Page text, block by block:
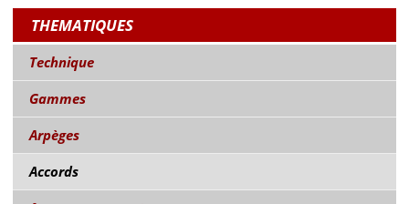
THEMATIQUES
Technique
Gammes
Arpèges
Accords